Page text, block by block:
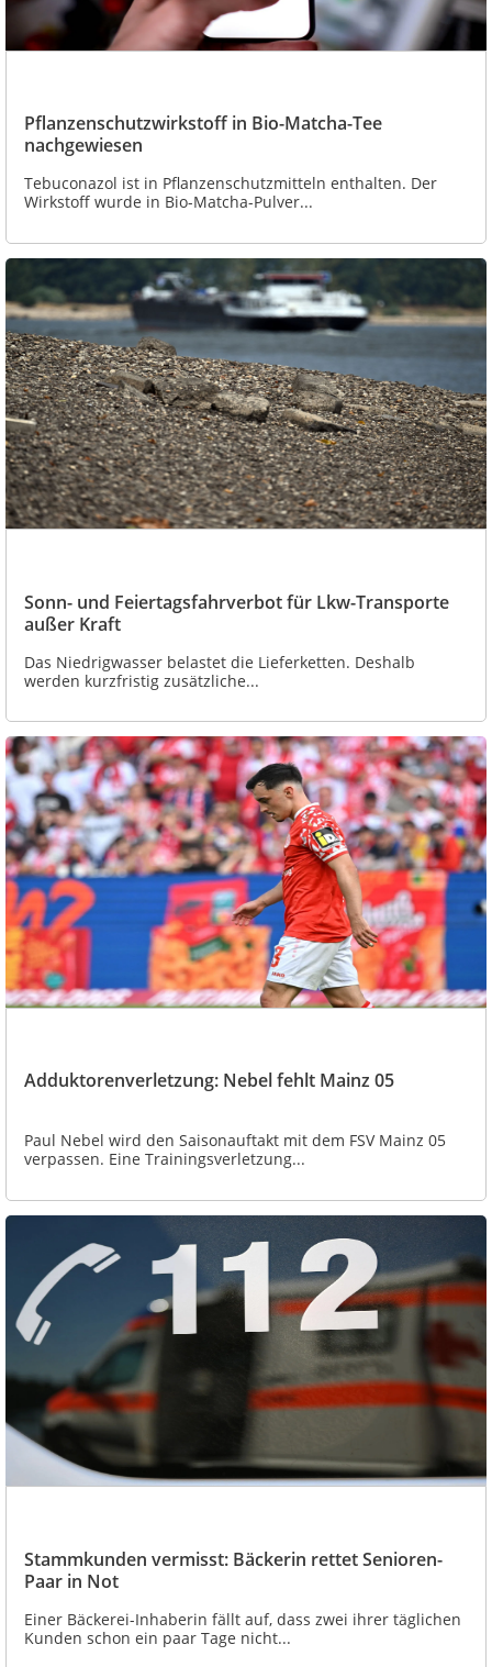
Pflanzenschutzwirkstoff in Bio-Matcha-Tee
nachgewiesen
Tebuconazol ist in Pflanzenschutzmitteln enthalten. Der
Wirkstoff wurde in Bio-Matcha-Pulver...
Sonn- und Feiertagsfahrverbot für Lkw-Transporte
außer Kraft
Das Niedrigwasser belastet die Lieferketten. Deshalb
werden kurzfristig zusätzliche...
Adduktorenverletzung: Nebel fehlt Mainz 05
Paul Nebel wird den Saisonauftakt mit dem FSV Mainz 05
verpassen. Eine Trainingsverletzung...
Stammkunden vermisst: Bäckerin rettet Senioren-
Paar in Not
Einer Bäckerei-Inhaberin fällt auf, dass zwei ihrer täglichen
Kunden schon ein paar Tage nicht...